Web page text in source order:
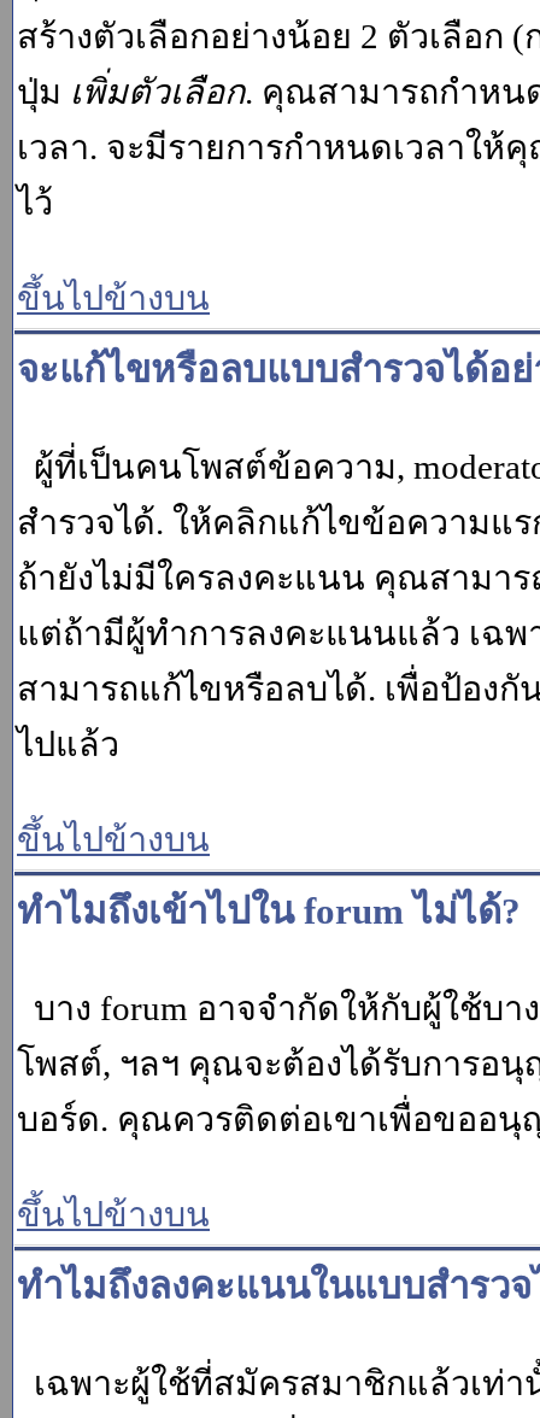
สร้างตัวเลือกอย่างน้อย 2 ตัวเลือก
ปุ่ม เพิ่มตัวเลือก. คุณสามารถกำหน
เวลา. จะมีรายการกำหนดเวลาให้
ไว้
ขึ้นไปข้างบน
จะแก้ไขหรือลบแบบสำรวจได้อย่
ผู้ที่เป็นคนโพสต์ข้อความ,
สำรวจได้. ให้คลิกแก้ไขข้อความแ
ถ้ายังไม่มีใครลงคะแนน คุณสามา
แต่ถ้ามีผู้ทำการลงคะแนนแล้ว เฉพา
สามารถแก้ไขหรือลบได้. เพื่อป้อง
ไปแล้ว
ขึ้นไปข้างบน
ทำไมถึงเข้าไปใน forum ไม่ได้?
บาง forum อาจจำกัดให้กับผู้ใช้บ
โพสต์, ฯลฯ คุณจะต้องได้รับการอนุ
บอร์ด. คุณควรติดต่อเขาเพื่อขออนุ
ขึ้นไปข้างบน
ทำไมถึงลงคะแนนในแบบสำรวจ
เฉพาะผู้ใช้ที่สมัครสมาชิกแล้วเท่